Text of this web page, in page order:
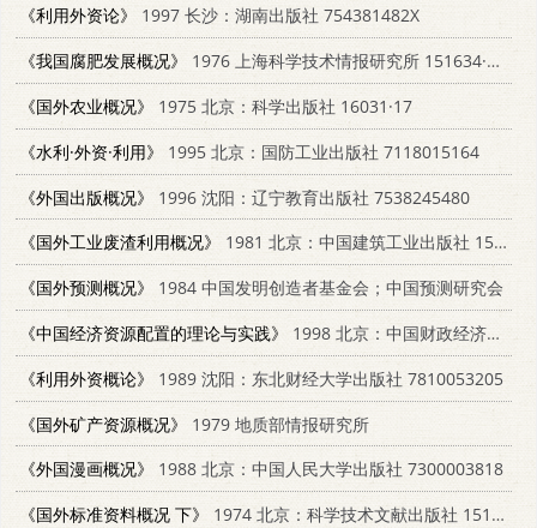
《利用外资论》
1997 长沙：湖南出版社 754381482X
《我国腐肥发展概况》
1976 上海科学技术情报研究所 151634·299
《国外农业概况》
1975 北京：科学出版社 16031·17
《水利·外资·利用》
1995 北京：国防工业出版社 7118015164
《外国出版概况》
1996 沈阳：辽宁教育出版社 7538245480
《国外工业废渣利用概况》
1981 北京：中国建筑工业出版社 15040·3928
《国外预测概况》
1984 中国发明创造者基金会；中国预测研究会
《中国经济资源配置的理论与实践》
1998 北京：中国财政经济出版社 7500536496
《利用外资概论》
1989 沈阳：东北财经大学出版社 7810053205
《国外矿产资源概况》
1979 地质部情报研究所
《外国漫画概况》
1988 北京：中国人民大学出版社 7300003818
《国外标准资料概况 下》
1974 北京：科学技术文献出版社 15176·51